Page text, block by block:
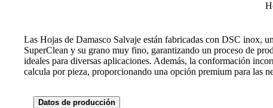
Las Hojas de Damasco Salvaje están fabricadas con DSC inox,
SuperClean y su grano muy fino, garantizando un proceso de
ideales para diversas aplicaciones. Además, la conformación
calcula por pieza, proporcionando una opción premium para las
Datos de producción